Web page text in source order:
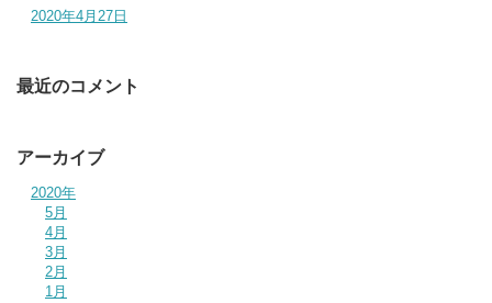
2020年4月27日
最近のコメント
アーカイブ
2020年
5月
4月
3月
2月
1月